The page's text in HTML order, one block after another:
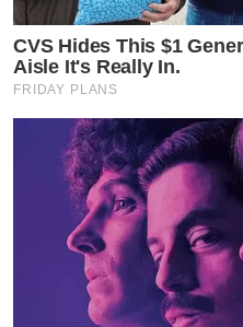
CVS Hides This $1
Aisle It's Really In.
FRIDAY PLANS